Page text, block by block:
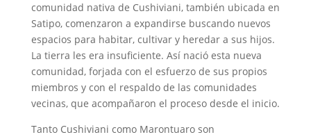
comunidad nativa de Cushiviani, también ubicada en
Satipo, comenzaron a expandirse buscando nuevos
espacios para habitar, cultivar y heredar a sus hijos.
La tierra les era insuficiente. Así nació esta nueva
comunidad, forjada con el esfuerzo de sus propios
miembros y con el respaldo de las comunidades
vecinas, que acompañaron el proceso desde el inicio.
Tanto Cushiviani como Marontuaro son